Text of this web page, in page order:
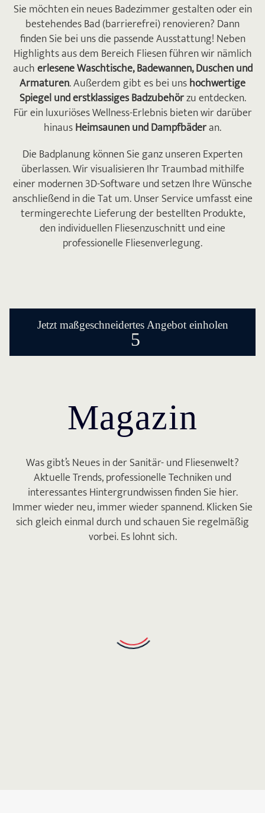
Endergebnis auch voll überzeugt.

NICK HAHN
Die Fliesenausstellung von Krüger
Hannover ist für alle Bauherren ein Muss!
Wir waren überwältigt von der riesigen
Auswahl an Fliesen für jeden Wohnbereich
und konnten uns erste Inspirationen holen.
Wir kommen auf jeden Fall wieder!

Sie möchten ein neues Badezimmer gestalten oder ein
bestehendes Bad (barrierefrei) renovieren? Dann
finden Sie bei uns die passende Ausstattung! Neben
Highlights aus dem Bereich Fliesen führen wir nämlich
aucherlesene Waschtische, Badewannen, Duschen und
Armaturen. Außerdem gibt es bei unshochwertige
Spiegel und erstklassiges Badzubehörzu entdecken.
Für ein luxuriöses Wellness-Erlebnis bieten wir darüber
hinausHeimsaunen und Dampfbäderan.
Die Badplanung können Sie ganz unseren Experten
überlassen. Wir visualisieren Ihr Traumbad mithilfe
einer modernen 3D-Software und setzen Ihre Wünsche
anschließend in die Tat um. Unser Service umfasst eine
termingerechte Lieferung der bestellten Produkte,
den individuellen Fliesenzuschnitt und eine
professionelle Fliesenverlegung.
Jetzt maßgeschneidertes Angebot einholen
5
Magazin
Was gibt’s Neues in der Sanitär- und Fliesenwelt?
Aktuelle Trends, professionelle Techniken und
interessantes Hintergrundwissen finden Sie hier.
Immer wieder neu, immer wieder spannend. Klicken Sie
sich gleich einmal durch und schauen Sie regelmäßig
vorbei. Es lohnt sich.